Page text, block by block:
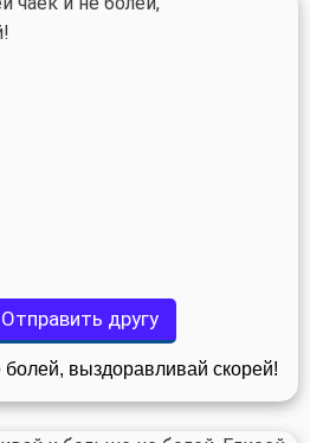
Отправить другу
выздоравливай скорей!